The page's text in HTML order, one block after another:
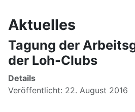
Aktuelles
Tagung der
der Loh-Clubs
Details
Veröffentlicht: 22. August 2016